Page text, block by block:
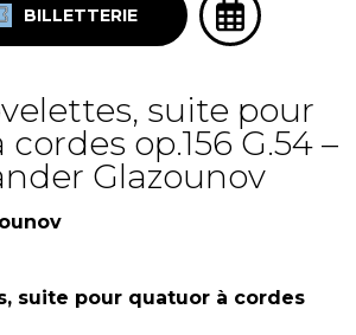
BILLETTERIE
suite pour
op.156 G.54 –
Glazounov
suite pour quatuor à cordes